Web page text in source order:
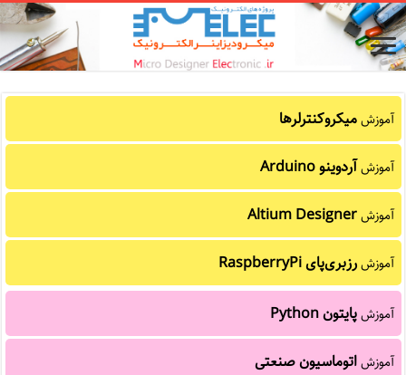
آموزشمیکروکنترلرها
آموزشآردوینو Arduino
آموزشAltium Designer
آموزشرزبری‌پای RaspberryPi
آموزشپایتون Python
آموزشاتوماسیون صنعتی